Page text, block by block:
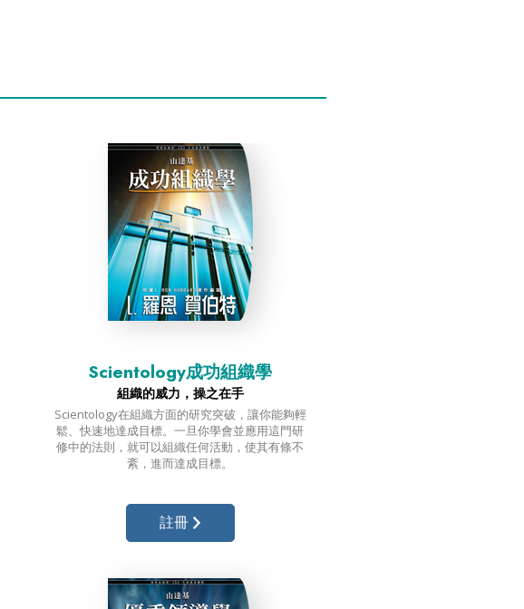
Scientology成功組織學
組織的威力，操之在手
Scientology在組織方面的研究突破， 讓你能夠輕
鬆、快速地達成目標。一旦你學會並應用這門研
修中的法則，就可以組織任何活動，使其有條不
紊，進而達成目標。
註冊